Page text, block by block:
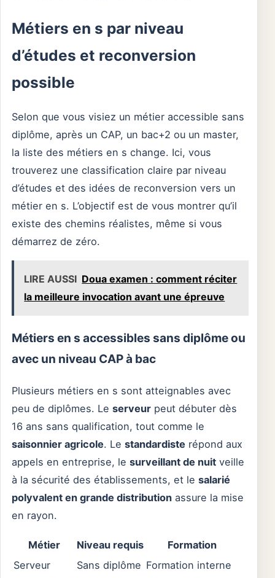
Métiers en s par niveau
d’études et reconversion
possible
Selon que vous visiez un métier accessible sans
diplôme, après un CAP, un bac+2 ou un master,
la liste des métiers en s change. Ici, vous
trouverez une classification claire par niveau
d’études et des idées de reconversion vers un
métier en s. L’objectif est de vous montrer qu’il
existe des chemins réalistes, même si vous
démarrez de zéro.
LIRE AUSSI Doua examen : comment réciter
la meilleure invocation avant une épreuve
Métiers en s accessibles sans diplôme ou
avec un niveau CAP à bac
Plusieurs métiers en s sont atteignables avec
peu de diplômes. Le serveur peut débuter dès
16 ans sans qualification, tout comme le
saisonnier agricole. Le standardiste répond aux
appels en entreprise, le surveillant de nuit veille
à la sécurité des établissements, et le salarié
polyvalent en grande distribution assure la mise
en rayon.
Métier Niveau requis
Formation
Serveur
Sans diplôme Formation interne